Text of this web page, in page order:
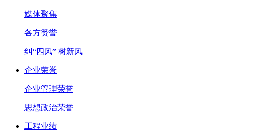
媒体聚焦
各方赞誉
纠“四风” 树新风
企业荣誉
企业管理荣誉
思想政治荣誉
工程业绩